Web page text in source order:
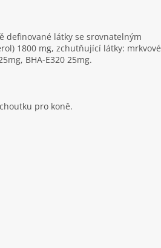
definované látky se srovnatelným
1800 mg, zchutňující látky: mrkvové
BHA-E320 25mg.
pro koně.